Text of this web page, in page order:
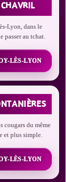
Lyon, dans le
passer au tchat.
LÈS-LYON
cougars du même
et plus simple.
LÈS-LYON